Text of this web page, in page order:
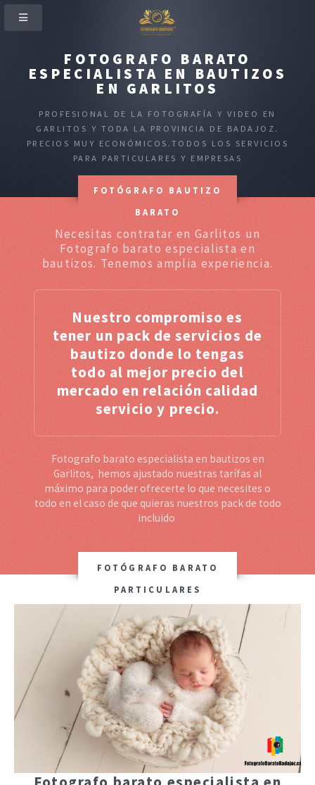
FOTOGRAFO BARATO
ESPECIALISTA EN BAUTIZOS
EN GARLITOS
PROFESIONAL DE LA FOTOGRAFÍA Y VIDEO EN
GARLITOS Y TODA LA PROVINCIA DE BADAJOZ.
PRECIOS MUY ECONÓMICOS.TODOS LOS SERVICIOS
PARA PARTICULARES Y EMPRESAS
FOTÓGRAFO BAUTIZO
BARATO
Necesitas contratar en Garlitos un
Fotografo barato especialista en
bautizos. Tenemos amplia experiencia.
Nuestro compromiso es
tener un pack de servicios de
bautizo donde lo tengas
todo al mejor precio del
mercado en relación calidad
servicio y precio.
Fotografo barato especialista en bautizos en
Garlitos, hemos ajustado nuestras tarífas al
máximo para poder ofrecerte lo que necesites o
todo en el caso de que quieras nuestros pack de todo
incluido
FOTÓGRAFO BARATO
PARTICULARES